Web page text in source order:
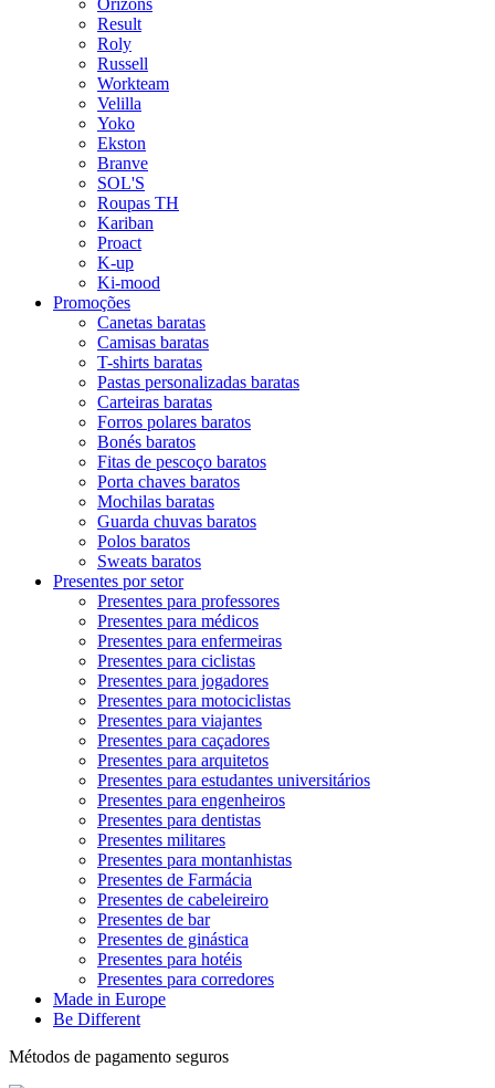
Result
Roly
Russell
Workteam
Velilla
Yoko
Ekston
Branve
SOL'S
Roupas TH
Kariban
Proact
K-up
Ki-mood
Promoções
Canetas baratas
Camisas baratas
T-shirts baratas
Pastas personalizadas baratas
Carteiras baratas
Forros polares baratos
Bonés baratos
Fitas de pescoço baratos
Porta chaves baratos
Mochilas baratas
Guarda chuvas baratos
Polos baratos
Sweats baratos
Presentes por setor
Presentes para professores
Presentes para médicos
Presentes para enfermeiras
Presentes para ciclistas
Presentes para jogadores
Presentes para motociclistas
Presentes para viajantes
Presentes para caçadores
Presentes para arquitetos
Presentes para estudantes universitários
Presentes para engenheiros
Presentes para dentistas
Presentes militares
Presentes para montanhistas
Presentes de Farmácia
Presentes de cabeleireiro
Presentes de bar
Presentes de ginástica
Presentes para hotéis
Presentes para corredores
Made in Europe
Be Different
Métodos de pagamento seguros